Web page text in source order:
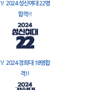
🏅 2024 성신여대 22명
합격!!
🏅 2024 경희대 18명합
격!!